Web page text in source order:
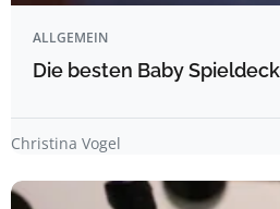
ALLGEMEIN
Die besten Baby
Christina Vogel